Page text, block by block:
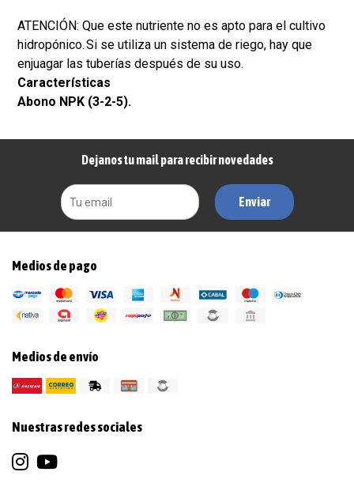
ATENCIÓN: Que este nutriente no es apto para el cultivo
hidropónico. Si se utiliza un sistema de riego, hay que
enjuagar las tuberías después de su uso.
Características
Abono NPK (3-2-5).
Dejanos tu mail para recibir novedades
Enviar
Medios de pago
Medios de envío
Nuestras redes sociales